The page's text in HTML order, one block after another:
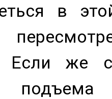
в
Если же